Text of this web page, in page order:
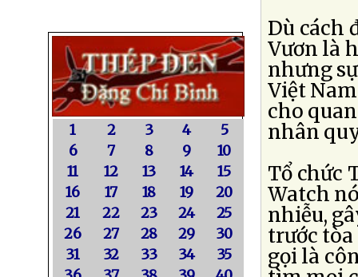
1 2 3 4
5
6
7 8 9
10
11
12 13 14
15
16
17 18 19
20
21
22 23 24
25
26
27 28 29
30
31
32 33 34
35
Dù cách
Vươn là
nhưng
Việt
cho
nhân
Tổ chức
Watch
nhiễu,
trước
gọi là